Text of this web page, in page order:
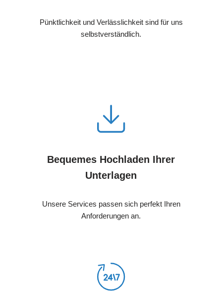
Pünktlichkeit und Verlässlichkeit sind für uns
selbstverständlich.
Bequemes Hochladen Ihrer
Unterlagen
Unsere Services passen sich perfekt Ihren
Anforderungen an.